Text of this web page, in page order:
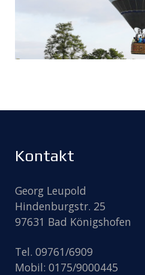
Kontakt
Georg Leupold
Hindenburgstr. 25
97631 Bad Königshofen
Tel. 09761/6909
Mobil: 0175/9000445